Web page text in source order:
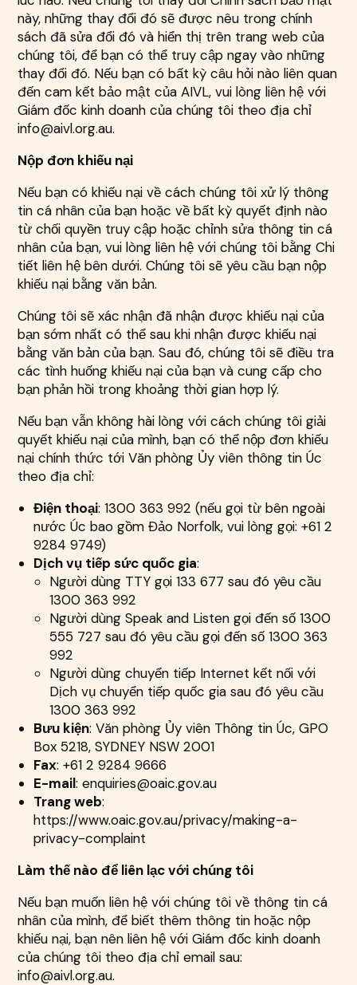
này, những thay đổi đó sẽ được nêu trong chính
sách đã sửa đổi đó và hiển thị trên trang web của
chúng tôi, để bạn có thể truy cập ngay vào những
thay đổi đó. Nếu bạn có bất kỳ câu hỏi nào liên quan
đến cam kết bảo mật của AIVL, vui lòng liên hệ với
Giám đốc kinh doanh của chúng tôi theo địa chỉ
info@aivl.org.au.
Nộp đơn khiếu nại
Nếu bạn có khiếu nại về cách chúng tôi xử lý thông
tin cá nhân của bạn hoặc về bất kỳ quyết định nào
từ chối quyền truy cập hoặc chỉnh sửa thông tin cá
nhân của bạn, vui lòng liên hệ với chúng tôi bằng Chi
tiết liên hệ bên dưới. Chúng tôi sẽ yêu cầu bạn nộp
khiếu nại bằng văn bản.
Chúng tôi sẽ xác nhận đã nhận được khiếu nại của
bạn sớm nhất có thể sau khi nhận được khiếu nại
bằng văn bản của bạn. Sau đó, chúng tôi sẽ điều tra
các tình huống khiếu nại của bạn và cung cấp cho
bạn phản hồi trong khoảng thời gian hợp lý.
Nếu bạn vẫn không hài lòng với cách chúng tôi giải
quyết khiếu nại của mình, bạn có thể nộp đơn khiếu
nại chính thức tới Văn phòng Ủy viên thông tin Úc
theo địa chỉ:
Điện thoại: 1300 363 992 (nếu gọi từ bên ngoài
nước Úc bao gồm Đảo Norfolk, vui lòng gọi: +61 2
9284 9749)
Dịch vụ tiếp sức quốc gia:
Người dùng TTY gọi 133 677 sau đó yêu cầu
1300 363 992
Người dùng Speak and Listen gọi đến số 1300
555 727 sau đó yêu cầu gọi đến số 1300 363
992
Người dùng chuyển tiếp Internet kết nối với
Dịch vụ chuyển tiếp quốc gia sau đó yêu cầu
1300 363 992
Bưu kiện: Văn phòng Ủy viên Thông tin Úc, GPO
Box 5218, SYDNEY NSW 2001
Fax: +61 2 9284 9666
E-mail: enquiries@oaic.gov.au
Trang web:
https://www.oaic.gov.au/privacy/making-a-
privacy-complaint
Làm thế nào để liên lạc với chúng tôi
Nếu bạn muốn liên hệ với chúng tôi về thông tin cá
nhân của mình, để biết thêm thông tin hoặc nộp
khiếu nại, bạn nên liên hệ với Giám đốc kinh doanh
của chúng tôi theo địa chỉ email sau:
info@aivl.org.au.